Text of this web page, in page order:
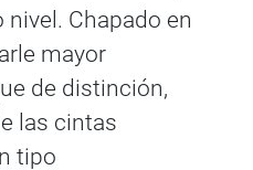
Chapado en
mayor
de distinción,
las cintas
tipo